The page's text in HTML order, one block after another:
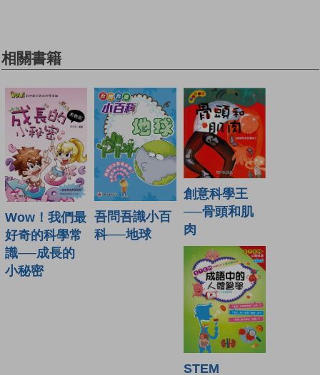
相關書籍
Wow！我們最
好奇的科學常
識──成長的
小秘密
吾問吾識小百
科──地球
創意科學王
──骨頭和肌
肉
STEM